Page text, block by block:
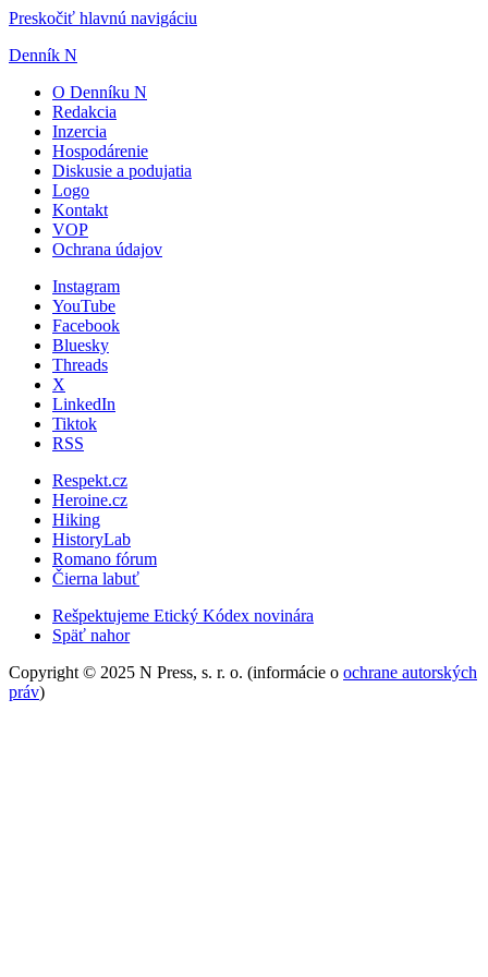
Preskočiť hlavnú navigáciu
Denník N
O Denníku N
Redakcia
Inzercia
Hospodárenie
Diskusie a podujatia
Logo
Kontakt
VOP
Ochrana údajov
Instagram
YouTube
Facebook
Bluesky
Threads
X
LinkedIn
Tiktok
RSS
Respekt.cz
Heroine.cz
Hiking
HistoryLab
Romano fórum
Čierna labuť
Rešpektujeme Etický Kódex novinára
Späť nahor
Copyright © 2025 N Press, s. r. o. (informácie o ochrane autorských
práv)